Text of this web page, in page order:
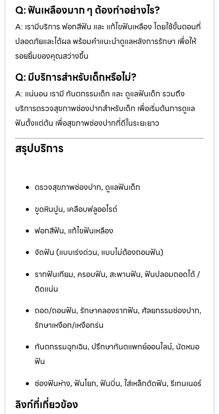
Q: ฟันเหลืองมาก ๆ ต้องทำอย่างไร?
A: เรามีบริการ ฟอกสีฟัน และ แก้ไขฟันเหลือง โดยใช้ขั้นตอนที่
ปลอดภัยและได้ผล พร้อมคำแนะนำดูแลหลังการรักษา เพื่อให้
รอยยิ้มของคุณสว่างขึ้น
Q: มีบริการสำหรับเด็กหรือไม่?
A: แน่นอน เรามี ทันตกรรมเด็ก และ ดูแลฟันเด็ก รวมถึง
บริการตรวจสุขภาพช่องปากสำหรับเด็ก เพื่อเริ่มต้นการดูแล
ฟันตั้งแต่ต้น เพื่อสุขภาพช่องปากที่ดีในระยะยาว
สรุปบริการ
ตรวจสุขภาพช่องปาก, ดูแลฟันเด็ก
ขูดหินปูน, เคลือบฟลูออไรด์
ฟอกสีฟัน, แก้ไขฟันเหลือง
จัดฟัน (แบบเร่งด่วน, แบบไม่ต้องถอนฟัน)
รากฟันเทียม, ครอบฟัน, สะพานฟัน, ฟันปลอมถอดได้ /
ติดแน่น
ถอด/ถอนฟัน, รักษาคลองรากฟัน, ศัลยกรรมช่องปาก,
รักษาเหงือก/เหงือกร่น
ทันตกรรมฉุกเฉิน, ปรึกษาทันตแพทย์ออนไลน์, นัดหมอ
ฟัน
ช่องฟันห่าง, ฟันโยก, ฟันบิ่น, ใส่เหล็กดัดฟัน, รีเทนเนอร์
ลิงก์ที่เกี่ยวข้อง